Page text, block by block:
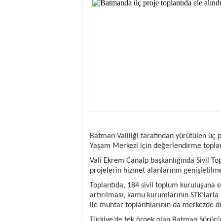
13:05
- Öter: Çiftçinin
- Batman
Batman Valiliği tarafından yürütülen üç
Yaşam Merkezi için değerlendirme
Vali Ekrem Canalp başkanlığında Sivil
projelerin hizmet alanlarının
Toplantıda, 184 sivil toplum
artırılması, kamu kurumlarının
ile muhtar toplantılarının da merkezde